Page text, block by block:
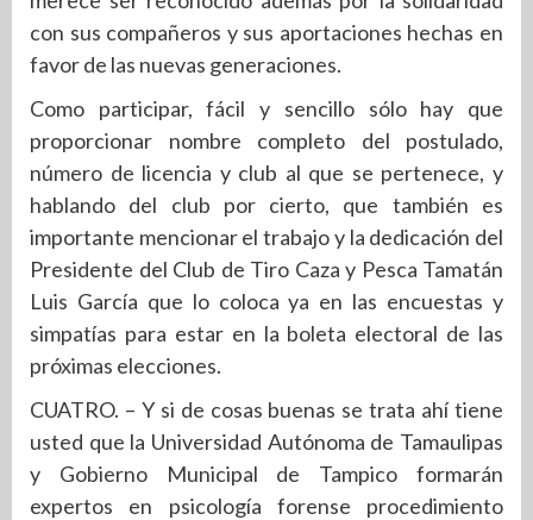
con sus compañeros y sus aportaciones hechas en
favor de las nuevas generaciones.
Como participar, fácil y sencillo sólo hay que
proporcionar nombre completo del postulado,
número de licencia y club al que se pertenece, y
hablando del club por cierto, que también es
importante mencionar el trabajo y la dedicación del
Presidente del Club de Tiro Caza y Pesca Tamatán
Luis García que lo coloca ya en las encuestas y
simpatías para estar en la boleta electoral de las
próximas elecciones.
CUATRO. – Y si de cosas buenas se trata ahí tiene
usted que la Universidad Autónoma de Tamaulipas
y Gobierno Municipal de Tampico formarán
expertos en psicología forense procedimiento